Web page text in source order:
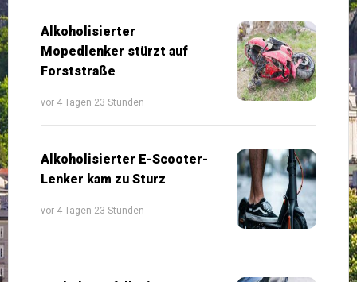
Alkoholisierter
Mopedlenker stürzt auf
Forststraße
vor 4 Tagen 23 Stunden
Alkoholisierter E-Scooter-
Lenker kam zu Sturz
vor 4 Tagen 23 Stunden